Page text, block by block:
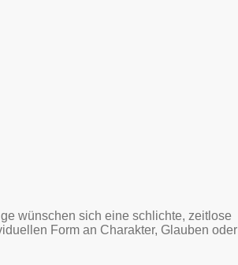
wünschen sich eine schlichte, zeitlose
Form an Charakter, Glauben oder